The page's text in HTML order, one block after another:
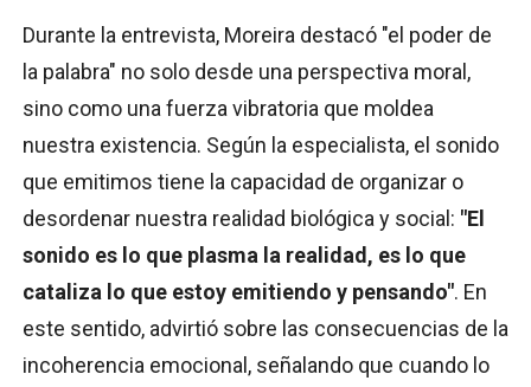
Durante la entrevista, Moreira destacó "el poder de
la palabra" no solo desde una perspectiva moral,
sino como una fuerza vibratoria que moldea
nuestra existencia. Según la especialista, el sonido
que emitimos tiene la capacidad de organizar o
desordenar nuestra realidad biológica y social: "El
sonido es lo que plasma la realidad, es lo que
cataliza lo que estoy emitiendo y pensando". En
este sentido, advirtió sobre las consecuencias de la
incoherencia emocional, señalando que cuando lo